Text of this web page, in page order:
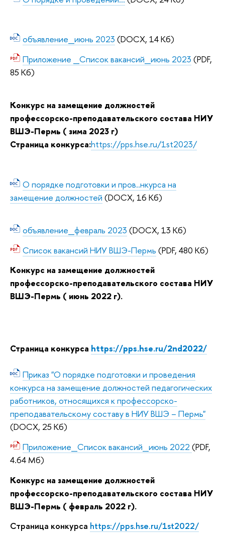
объявление_июнь 2023 (DOCX, 14 Кб)
Приложение _Список вакансий_июнь 2023 (PDF,
85 Кб)
Конкурс на замещение должностей
профессорско-преподавательского состава НИУ
ВШЭ-Пермь ( зима 2023 г)
Страница конкурса:https://pps.hse.ru/1st2023/
О порядке подготовки и пров..нкурса на
замещение должностей (DOCX, 16 Кб)
объявление_февраль 2023 (DOCX, 13 Кб)
Список вакансий НИУ ВШЭ-Пермь (PDF, 480 Кб)
Конкурс на замещение должностей
профессорско-преподавательского состава НИУ
ВШЭ-Пермь ( июнь 2022 г).
Страница конкурса https://pps.hse.ru/2nd2022/
Приказ "О порядке подготовки и проведения
конкурса на замещение должностей педагогических
работников, относящихся к профессорско-
преподавательскому составу в НИУ ВШЭ – Пермь"
(DOCX, 25 Кб)
Приложение_Список вакансий_июнь 2022 (PDF,
4.64 Мб)
Конкурс на замещение должностей
профессорско-преподавательского состава НИУ
ВШЭ-Пермь ( февраль 2022 г).
Страница конкурса https://pps.hse.ru/1st2022/